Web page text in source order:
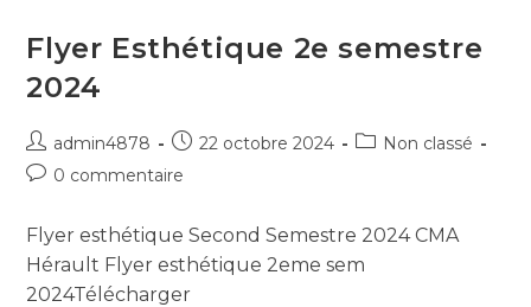
Flyer Esthétique 2e semestre
2024
admin4878 22 octobre 2024
Non classé
0 commentaire
Flyer esthétique Second Semestre 2024 CMA
Hérault Flyer esthétique 2eme sem
2024Télécharger